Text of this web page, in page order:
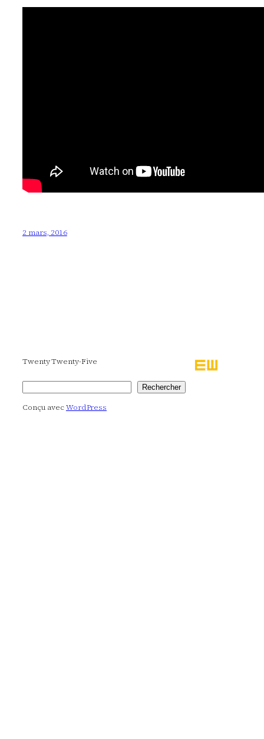
2 mars, 2016
Twenty Twenty-Five
Rechercher Rechercher
Conçu avecWordPress